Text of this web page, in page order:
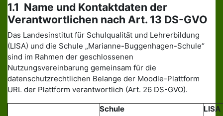
1.1 Name und Kontaktdaten der
Verantwortlichen nach Art. 13 DS-GVO
Das Landesinstitut für Schulqualität und Lehrerbildung
(LISA) und die Schule „Marianne-Buggenhagen-Schule“
sind im Rahmen der geschlossenen
Nutzungsvereinbarung gemeinsam für die
datenschutzrechtlichen Belange der Moodle-Plattform
URL der Plattform verantwortlich (Art. 26 DS-GVO).
Schule LISA